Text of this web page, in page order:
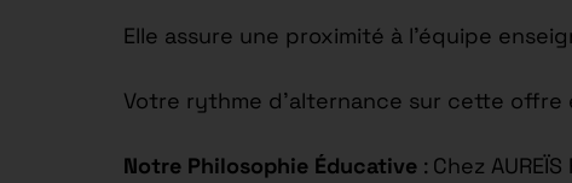
Elle assure une proximité à l’équipe
Votre rythme d’alternance sur cette
Notre Philosophie Éducative : Chez